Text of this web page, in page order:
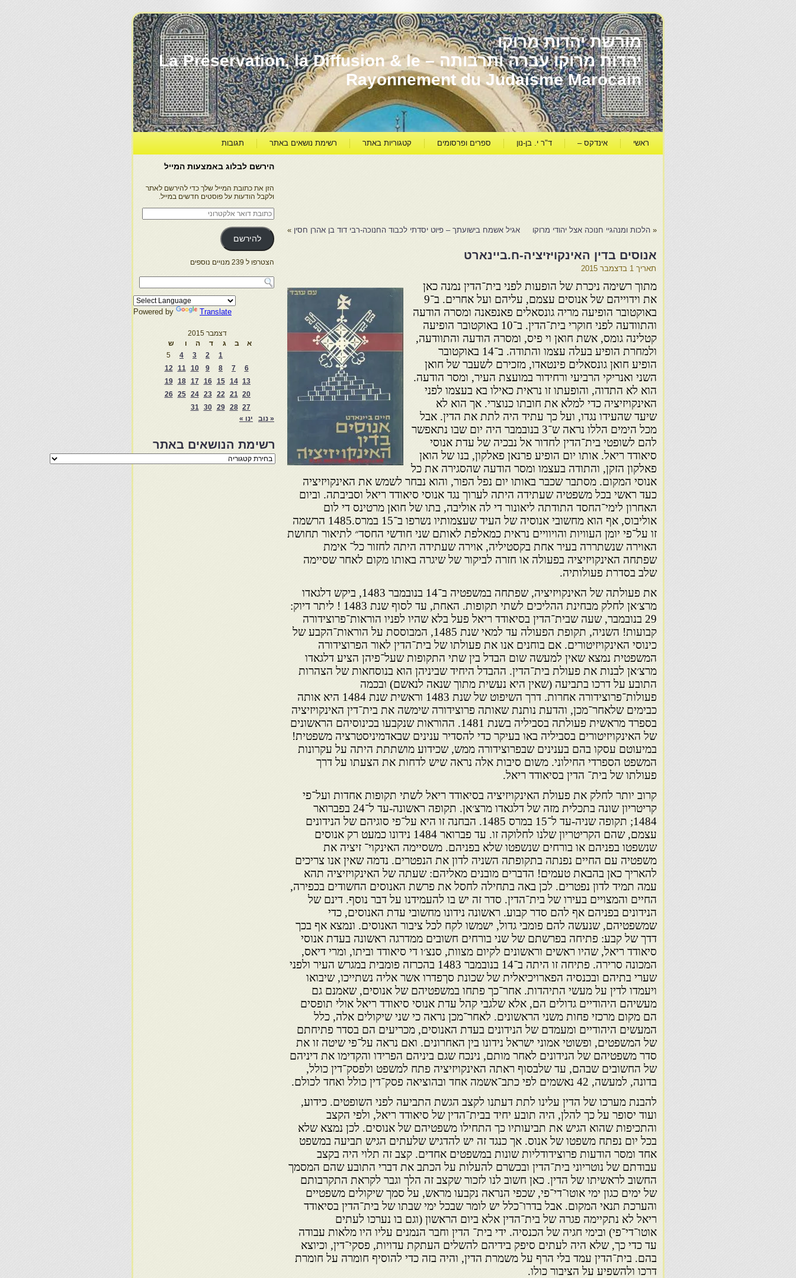
מורשת יהדות מרוקו
יהדות מרוקו עברה ותרבותה – La Préservation, la Diffusion & le
Rayonnement du Judaïsme Marocain
ראשי אינדקס – ד"ר י. בן-נון ספרים ופרסומים קטגוריות באתר רשימת נושאים באתר תגובות
« הלכות ומנהגיי חנוכה אצל יהודי מרוקו אגיל אשמח בישועתך – פיוט יסדתי לכבוד החנוכה-רבי דוד בן אהרן חסין »
אנוסים בדין האינקויזיציה-ח.ביינארט
תאריך 1 בדצמבר 2015
מתוך רשימה ניכרת של הופעות לפני בית־הדין נמנה כאן
את וידוייהם של אנוסים עצמם, עליהם ועל אחרים. ב־9
באוקטובר הופיעה מריה גונסאלים פאנפאנה ומסרה הודעה
והתוודעה לפני חוקרי בית־הדין. ב־10 באוקטובר הופיעה
קטלינה גומס, אשת חואן וי פיס, ומסרה הודעה והתוודעה,
ולמחרת הופיע בעלה עצמו והתודה. ב־14 באוקטובר
הופיע חואן גונסאלים פינטאדו, מזכירם לשעבר של חואן
השני ואנריקי הרביעי ורחידור במועצת העיר, ומסר הודעה.
הוא לא התדוה, והופעתו זו נראית כאילו בא בעצמו לפני
האינקויזיציה כדי למלא את חובתו כנוצרי. אך הוא לא
שיעד שהעידו נגדו, ועל כך עתיד היה לתת את הדין. אבל
מכל הימים הללו נראה ש־3 בנובמבר היה יום שבו נתאפשר
להם לשופטי בית־הדין לחדור אל נבכיה של עדת אנוסי
סיאודד ריאל. אותו יום הופיע פרנאן פאלקון, בנו של הואן
פאלקון הזקן, והתודה בעצמו ומסר הודעה שהסגירה את כל
אנוסי המקום. מסתבר שכבר באותו יום נפל הפור, והוא נבחר לשמש את האינקויזיציה
כעד ראשי בכל משפטיה שעתידה היתה לערוך נגד אנוסי סיאודד ריאל וסביבתה. וביום
האחרון לימי־החסד התודתה ליאונור די לה אוליבה, בתו של חואן מרטינס די לום
אוליבוס, אף הוא מחשובי אנוסיה של העיד שעצמותיו נשרפו ב־15 במרס.1485 הרשמה
זו על־פי יומן העוויות והויוויים נראית כמאלפת לאותם שני חודשי החסד״ לתיאור תחושת
האוירה שנשתררה בעיר אחת בקסטיליה, אוירה שעתידה היתה לחזור כל־ אימת
שפתחה האינקויזיציה בפעולה או חזרה לביקור של שיגרה באותו מקום לאחר שסיימה
שלב בסדרת פעולותיה.
את פעולתה של האינקויזיציה, שפתחה במשפטיה ב־14 בנובמבר 1483, ביקש דלגאדו
מרצ׳אן לחלק מבחינת ההליכים לשתי תקופות. האחת, עד לסוף שנת 1483 ! ליתר דיוק:
29 בנובמבר, שעה שבית־הדין בסיאודד ריאל פעל בלא שהיו לפניו הוראות־פרוצידורה
קבועות! השניה, תקופת הפעולה עד למאי שנת 1485, המבוססת על הוראות־הקבע של
כינוסי האינקויזיטורים. אם בוחנים אנו את פעולתו של בית־הדין לאור הפרוצידורה
המשפטית נמצא שאין למעשה שום הבדל בין שתי התקופות שעל־פיהן הציע דלגאדו
מרצ׳אן לבנות את פעולת בית־הדין. ההבדל היחיד שביניהן הוא בנוסחאות של הצהרות
התובע על דרכו בתביעה (שאין היא נעשית מתוך שנאה לנאשם) ובכמה
פעולות־פרוצידורה אחרות. דרך השיפוט של שנת 1483 וראשית שנת 1484 היא אותה
כבימים שלאחר־מכן, והדעת נותנת שאותה פרוצידורה שימשה את בית־דין האינקויזיציה
בספרד מראשית פעולתה בסביליה בשנת 1481. ההוראות שנקבעו בכינוסיהם הראשונים
של האינקויזיטורים בסביליה באו בעיקר כדי להסדיר ענינים שבאדמיניסטרציה משפטית!
במיעוטם עסקו בהם בענינים שבפרוצידורה ממש, שכידוע מושתתת היתה על עקרונות
המשפט הספרדי החילוני. משום סיבות אלה נראה שיש לדחות את הצעתו על דרך
פעולתו של בית־ הדין בסיאודד ריאל.
קרוב יותר לחלק את פעולת האינקויזיציה בסיאודד ריאל לשתי תקופות אחדות ועל־פי
קריטריון שונה בתכלית מזה של דלגאדו מרצ׳אן. תקופה ראשונה-עד ל־24 בפברואר
1484; תקופה שניה-עד ל־15 במרס 1485. הבחנה זו היא על־פי סוגיהם של הנידונים
עצמם, שהם הקריטריון שלנו לחלוקה זו. עד פברואר 1484 נידונו כמעט רק אנוסים
שנשפטו בפניהם או בורחים שנשפטו שלא בפניהם. משסיימה האינקוי־ זיציה את
משפטיה עם החיים נפנתה בתקופתה השניה לדון את הנפטרים. נדמה שאין אנו צריכים
להאריך כאן בהבאת טעמים! הדברים מובנים מאליהם: שעתה של האינקויזיציה תהא
עמה תמיד לדון נפטרים. לכן באה בתחילה לחסל את פרשת האנוסים החשודים בכפירה,
החיים והמצויים בעירו של בית־הדין. סדר זה יש בו להעמידנו על דבר נוסף. דינם של
הנידונים בפניהם אף להם סדר קבוע. ראשונה נידונו מחשובי עדת האנוסים, כדי
שמשפטיהם, שנעשה להם פומבי גדול, ישמשו לקח לכל ציבור האנוסים. ונמצא אף בכך
דדך של קבע: פתיחה בפרשתם של שני בורחים חשובים ממדרגה ראשונה בעדת אנוסי
סיאודד ריאל, שהיו ראשים וראשונים לקיום מצוות, סנצ׳ו די סיאודד וביתו, ומרי דיאס,
המכונה סרירה. פתיחה זו היתה ב־14 בנובמבר 1483 בהכרזה פומבית במגרש העיר ולפני
שערי בתיהם ובכנסיה הפארויכיאלית של שכונת סךפדרו אשר אליה נשתייכו, שיבואו
ויעמדו לדין על מעשי התיהדות. אחר־כך פתחו במשפטיהם של אנוסים, שאמנם גם
מעשיהם היהודיים גדולים הם, אלא שלגבי קהל עדת אנוסי סיאודד ריאל אולי תופסים
הם מקום מרכזי פחות משני הראשונים. לאחר־מכן נראה כי שני שיקולים אלה, כלל
המעשים היהודיים ומעמדם של הנידונים בעדת האנוסים, מכריעים הם בסדר פתיחתם
של המשפטים, ופשוטי אמוני ישראל נידונו בין האחרונים. ואם נראה על־פי שיטה זו את
סדר משפטיהם של הנידונים לאחר מותם, נינכח שגם ביניהם הפרידו והקדימו את דיניהם
של החשובים שבהם, עד שלבסוף ראתה האינקויזיציה פתח למשפט ולפסק־דין כולל,
בדונה, למעשה, 42 נאשמים לפי כתב־אשמה אחד ובהוציאה פסק־דין כולל ואחד לכולם.
להבנת מערכו של הדין עלינו לתת דעתנו לקצב הגשת התביעה לפני השופטים. כידוע,
ועוד יסופר על כך להלן, היה תובע יחיד בבית־הדין של סיאודד ריאל, ולפי הקצב
והתכיפות שהוא הגיש את תביעותיו כך התחילו משפטיהם של אנוסים. לכן נמצא שלא
בכל יום נפתח משפטו של אנוס. אך כנגד זה יש להדגיש שלעתים הגיש תביעה במשפט
אחד ומסר הודעות פרוצידודליות שונות במשפטים אחדים. קצב זה תלוי היה בקצב
עבודתם של נוטריוני בית־הדין ובכשרם להעלות על הכתב את דברי התובע שהם המסמך
החשוב לראשיתו של הדין. כאן חשוב לנו לזכור שקצב זה הלך וגבר לקראת התקרבותם
של ימים כגון ימי אוטו־די־פי, שכפי הנראה נקבעו מראש, על סמך שיקולים משפטיים
והערכת תנאי המקום. אבל בדרו־כלל יש לומר שבכל ימי שבתו של בית־הדין בסיאודד
ריאל לא נתקיימה פגרה של בית־הדין אלא ביום הראשון (וגם בו נערכו לעתים
אוטו־די־פי) ובימי חגיה של הכנסיה. ידי בית־ הדין וחבר הנמנים עליו היו מלאות עבודה
עד כדי כך, שלא היה לעתים סיפק בידיהם להשלים העתקת עדויות, פסקי־דין, וכיוצא
בהם. בית־הדין עמד בלי הרף על משמרת הדין, והיה בזה כדי להוסיף חומרה על חומרת
דרכו ולהשפיע על הציבור כולו.
הירשם לבלוג באמצעות המייל
הזן את כתובת המייל שלך כדי להירשם לאתר
ולקבל הודעות על פוסטים חדשים במייל.
כתובת
דואר
אלקטרוני
להירשם
הצטרפו ל 239 מנויים נוספים
Powered by Translate
דצמבר 2015
א
ב ג ד ה ו
ש
1
2
3
4
5
6
7
8
9
10
11
12
13
14
15
16
17
18
19
20
21
22
23
24
25
26
27
28
29
30
31
« נוב
ינו »
רשימת הנושאים באתר
רשימת
הנושאים